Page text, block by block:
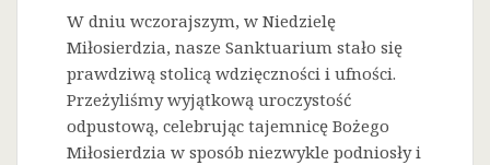
W dniu wczorajszym, w Niedzielę
Miłosierdzia, nasze Sanktuarium stało się
prawdziwą stolicą wdzięczności i ufności.
Przeżyliśmy wyjątkową uroczystość
odpustową, celebrując tajemnicę Bożego
Miłosierdzia w sposób niezwykle podniosły i